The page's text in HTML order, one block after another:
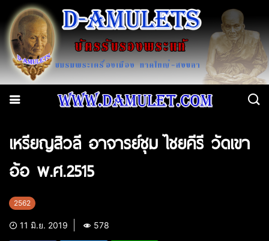
เหรียญสิวลี อาจารย์ชุม ไชยคีรี วัดเขา
อ้อ พ.ศ.2515
2562
11 มิ.ย. 2019 578